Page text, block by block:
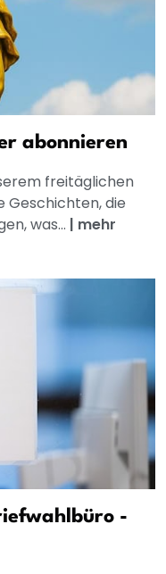
abonnieren
freitäglichen
Geschichten, die
was... | mehr
-